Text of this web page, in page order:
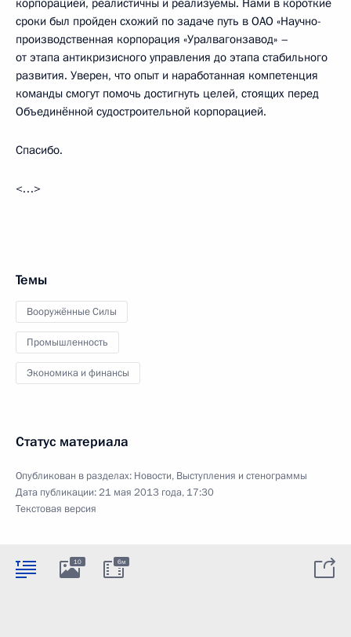
сроки был пройден схожий по задаче путь в ОАО «Научно-
производственная корпорация «Уралвагонзавод» –
от этапа антикризисного управления до этапа стабильного
развития. Уверен, что опыт и наработанная компетенция
команды смогут помочь достигнуть целей, стоящих перед
Объединённой судостроительной корпорацией.
Спасибо.
<…>
Темы
Вооружённые Силы
Промышленность
Экономика и финансы
Статус материала
Опубликован в разделах: Новости, Выступления и стенограммы
Дата публикации:21 мая 2013 года, 17:30
Текстовая версия
10 6м